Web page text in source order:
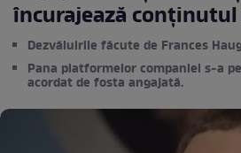
încurajează
Dezvăluirile făcute de Frances
Pana platformelor companiei s-a
acordat de fosta angajată.